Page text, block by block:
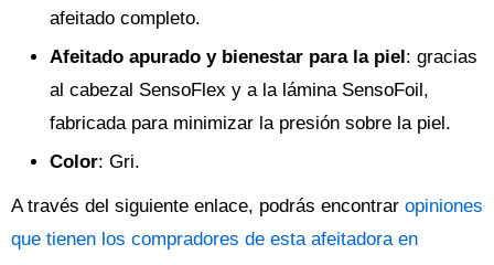
afeitado completo.
Afeitado apurado y bienestar para la piel: gracias
al cabezal SensoFlex y a la lámina SensoFoil,
fabricada para minimizar la presión sobre la piel.
Color: Gri.
A través del siguiente enlace, podrás encontrar opiniones
que tienen los compradores de esta afeitadora en